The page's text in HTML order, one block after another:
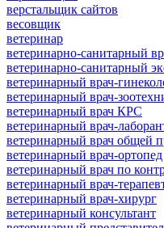
верстальщик сайтов
весовщик
ветеринар
ветеринарно-санитарный
ветеринарно-санитарный
ветеринарный врач-
ветеринарный врач-
ветеринарный врач КРС
ветеринарный врач-
ветеринарный врач общей
ветеринарный врач-ортопед
ветеринарный врач по
ветеринарный врач-
ветеринарный врач-хирург
ветеринарный консультант